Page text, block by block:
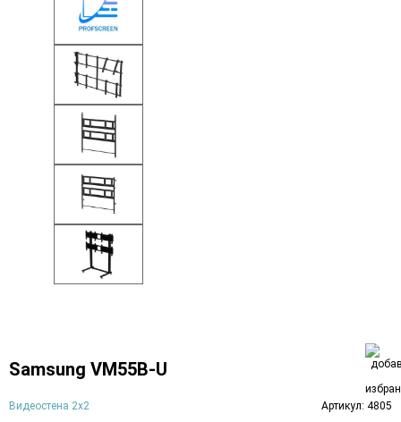
Samsung VM55B-U
Видеостена 2x2 Артикул: 4805